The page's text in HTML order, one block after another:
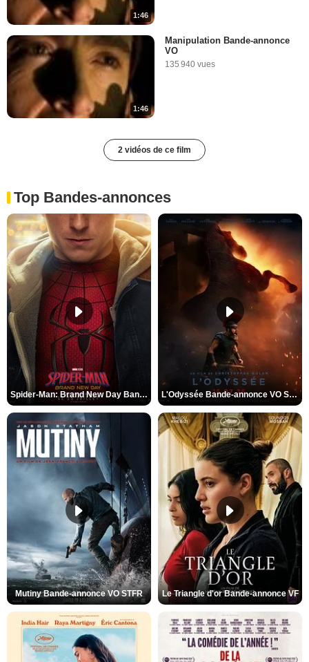
1:46
1:46
Manipulation Bande-annonce
VO
135 940 vues
2 vidéos de ce film
Top Bandes-annonces
Spider-Man: Brand New Day Bande-annonce VO STFR L'Odyssée Bande-annonce VO STFR
Mutiny Bande-annonce VO STFR Le Triangle d'or Bande-annonce VF